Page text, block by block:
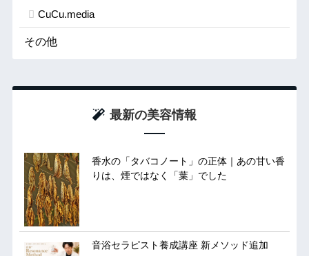
CuCu.media
その他
最新の美容情報
香水の「タバコノート」の正体｜あの甘い香
りは、煙ではなく「葉」でした
音浴セラピスト養成講座 新メソッド追加